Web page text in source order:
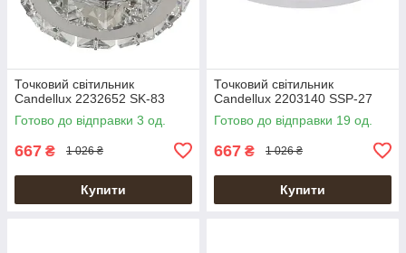
Точковий світильник
Candellux 2232652 SK-83
Готово до відправки 3 од.
667 ₴ 1 026 ₴
Купити
Точковий світильник
Candellux 2203140 SSP-27
Готово до відправки 19 од.
667 ₴ 1 026 ₴
Купити